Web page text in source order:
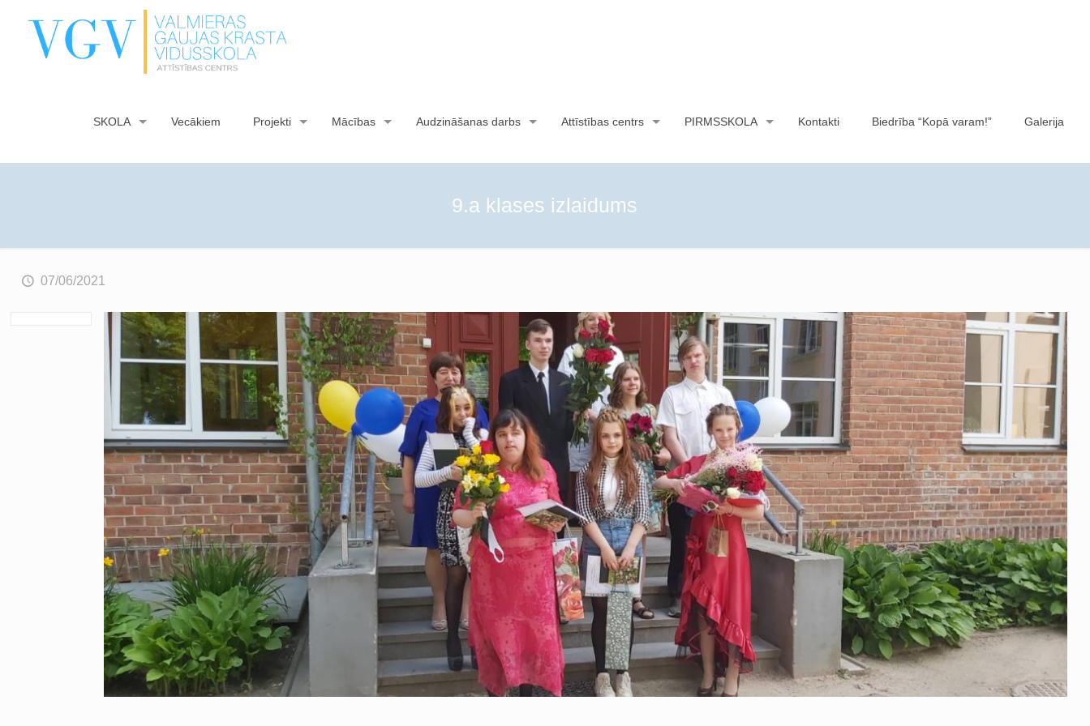
SKOLA Vecākiem Projekti Mācības Audzināšanas darbs Attīstības centrs PIRMSSKOLA Kontakti Biedrība “Kopā varam!” Galerija
9.a klases izlaidums
07/06/2021